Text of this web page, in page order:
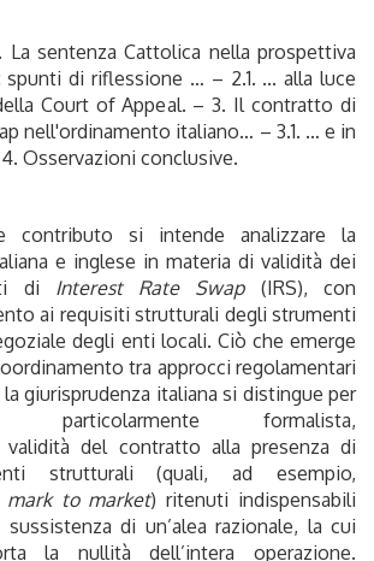
La sentenza Cattolica nella prospettiva
spunti di riflessione … – 2.1. ... alla luce
Court of Appeal. – 3. Il contratto di
nell'ordinamento italiano… – 3.1. … e in
Osservazioni conclusive.
contributo si intende analizzare la
e inglese in materia di validità dei
di Interest Rate Swap(IRS), con
ai requisiti strutturali degli strumenti
degli enti locali. Ciò che emerge
tra approcci regolamentari
giurisprudenza italiana si distingue per
particolarmente formalista,
validità del contratto alla presenza di
strutturali (quali, ad esempio,
mark to market) ritenuti indispensabili
di un’alea razionale, la cui
la nullità dell’intera operazione.